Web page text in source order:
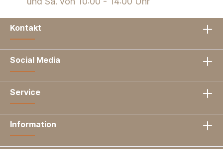
Kontakt
Social Media
Service
Information